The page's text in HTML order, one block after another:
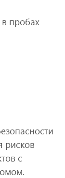
пробах
рисков
с